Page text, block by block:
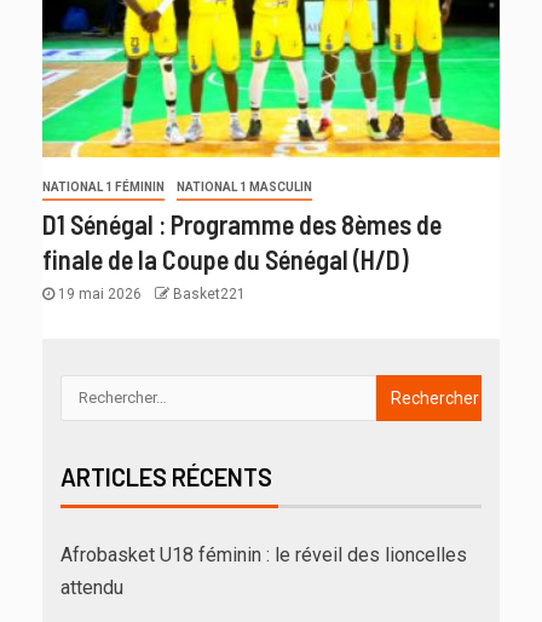
NATIONAL 1 FÉMININ NATIONAL 1 MASCULIN
D1 Sénégal : Programme des 8èmes de
finale de la Coupe du Sénégal (H/D)
19 mai 2026 Basket221
ARTICLES RÉCENTS
Afrobasket U18 féminin : le réveil des lioncelles
attendu